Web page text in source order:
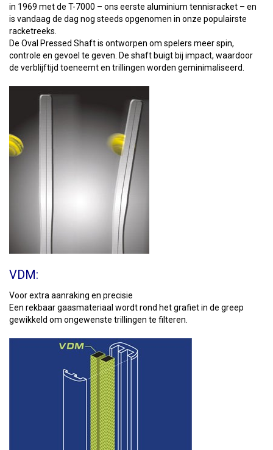
in 1969 met de T-7000 – ons eerste aluminium tennisracket – en
is vandaag de dag nog steeds opgenomen in onze populairste
racketreeks.
De Oval Pressed Shaft is ontworpen om spelers meer spin,
controle en gevoel te geven. De shaft buigt bij impact, waardoor
de verblijftijd toeneemt en trillingen worden geminimaliseerd.
VDM:
Voor extra aanraking en precisie
Een rekbaar gaasmateriaal wordt rond het grafiet in de greep
gewikkeld om ongewenste trillingen te filteren.